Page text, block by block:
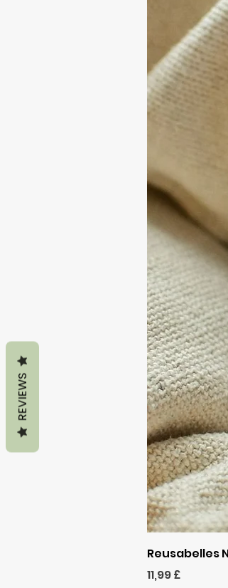
Reusabelles
Preis
11,99 £
REVIEWS